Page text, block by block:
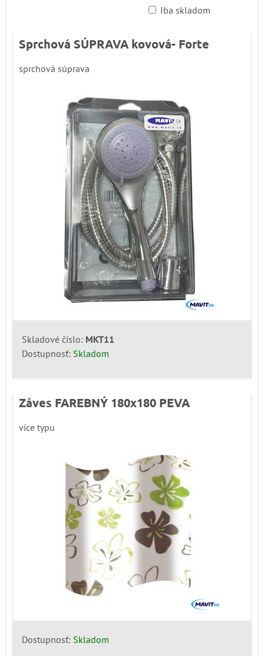
Iba skladom
Sprchová SÚPRAVA kovová- Forte
sprchová súprava
Skladové číslo: MKT11
Dostupnosť: Skladom
Záves FAREBNÝ 180x180 PEVA
více typu
Dostupnosť: Skladom